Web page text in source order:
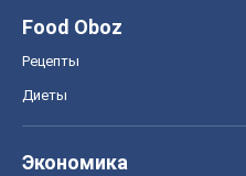
Food Oboz
Рецепты
Диеты
Экономика